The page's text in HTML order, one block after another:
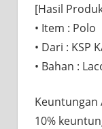
[Hasil
• Item : Polo
• Dari : KSP
• Bahan :
Keuntungan
10%